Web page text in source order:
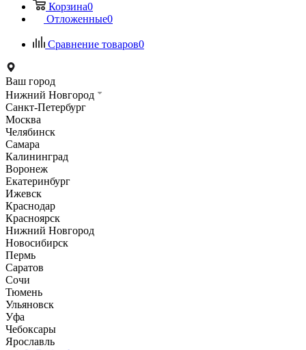
Корзина0
Отложенные0
Сравнение товаров0
Ваш город
Нижний Новгород
Санкт-Петербург
Москва
Челябинск
Самара
Калининград
Воронеж
Екатеринбург
Ижевск
Краснодар
Красноярск
Нижний Новгород
Новосибирск
Пермь
Саратов
Сочи
Тюмень
Ульяновск
Уфа
Чебоксары
Ярославль